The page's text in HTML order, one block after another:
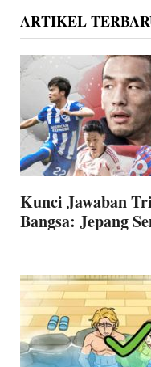
ARTIKEL
Kunci Jawaban
Bangsa: Jepang